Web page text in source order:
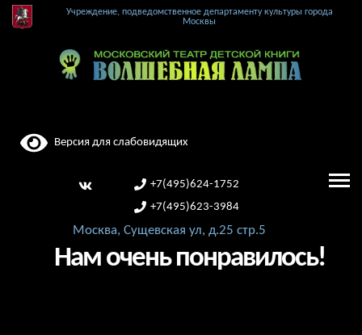
Учреждение, подведомственное департаменту культуры города
Москвы
Версия для слабовидящих
+7(495)624-1752
+7(495)623-3984
Москва, Сущевская ул, д.25 стр.5
Нам очень понравилось!